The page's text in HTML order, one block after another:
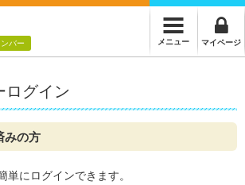
ンバー メニュー マイページ
ログイン
みの方
単にログインできます。